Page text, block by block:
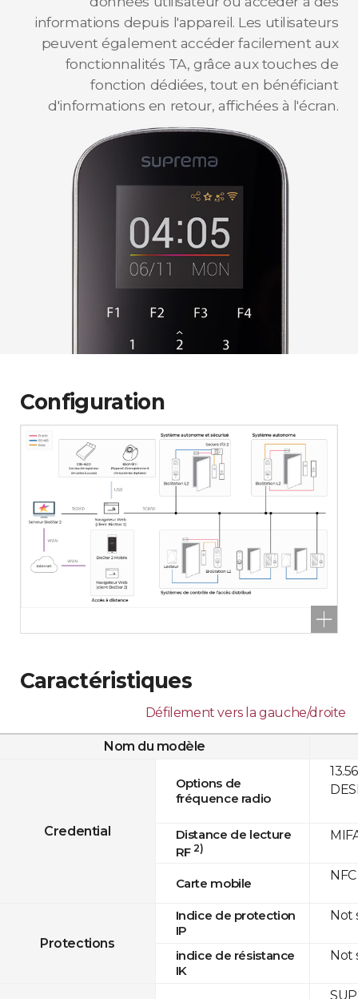
informations depuis l'appareil. Les utilisateurs
peuvent également accéder facilement aux
fonctionnalités TA, grâce aux touches de
fonction dédiées, tout en bénéficiant
d'informations en retour, affichées à l'écran.
Configuration
Caractéristiques
Défilement vers la gauche/droite
Nom du modèle
Credential
Options de
fréquence radio
Distance de lecture
RF 2)
Carte mobile
Protections
Indice de protection
IP
indice de résistance
IK
NFC
Not
Not